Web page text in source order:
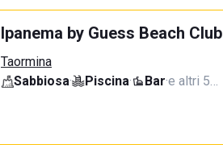
Ipanema by Guess Beach Club
Taormina
Sabbiosa· Piscina· Bar·e altri 5…